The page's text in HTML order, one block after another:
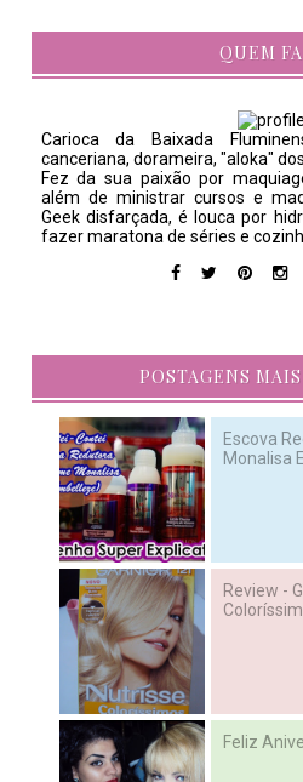
QUEM
Carioca da Baixada
canceriana, dorameira, "aloka"
Fez da sua paixão por
além de ministrar cursos e
Geek disfarçada, é louca por
fazer maratona de séries e
POSTAGENS
Escova
Monalisa
Review -
Feliz